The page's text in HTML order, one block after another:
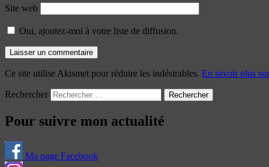
Site web
Oui, ajoutez-moi à votre liste de diffusion.
Ce site utilise Akismet pour réduire les indésirables. En savoir plus
Rechercher
Pour suivre mon actualité
Ma page Facebook